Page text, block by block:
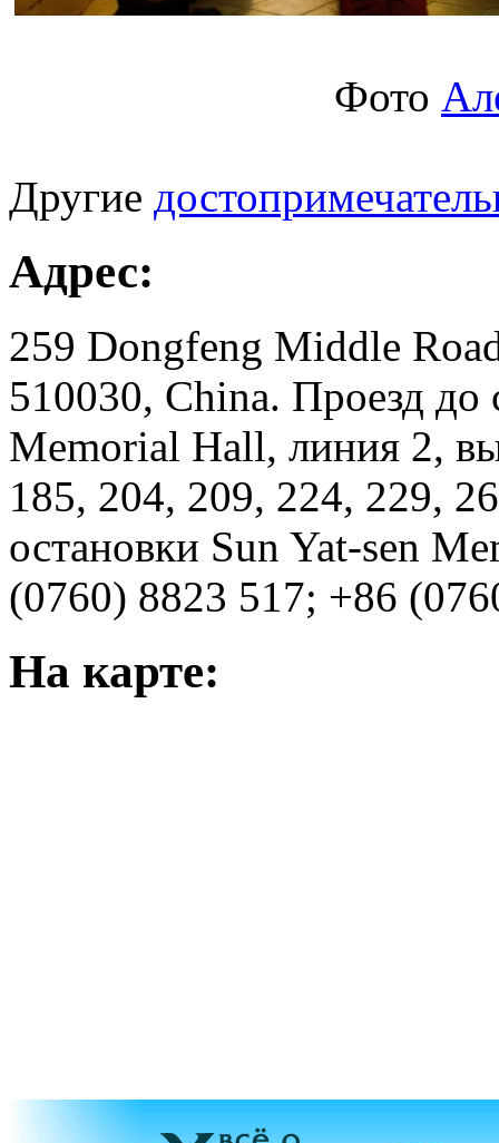
Фото
Другие
Адрес:
259 Dongfeng Middle
510030, China. Проезд до
Memorial Hall, линия 2,
185, 204, 209, 224, 229,
остановки Sun Yat-sen
(0760) 8823 517; +86
На карте: